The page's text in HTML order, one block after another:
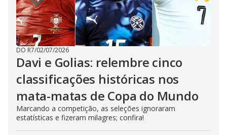
DO R7/02/07/2026
Davi e Golias: relembre cinco
classificações históricas nos
mata-matas de Copa do Mundo
Marcando a competição, as seleções ignoraram
estatísticas e fizeram milagres; confira!